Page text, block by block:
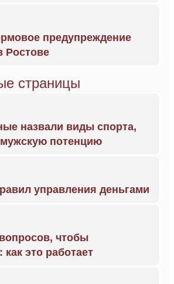
предупреждение
Ростове
страницы
назвали виды спорта,
потенцию
управления деньгами
чтобы
это работает